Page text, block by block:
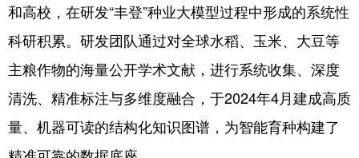
和高校，在研发“丰登”种业大模型过程中形成的系统性
科研积累。研发团队通过对全球水稻、玉米、大豆等
主粮作物的海量公开学术文献，进行系统收集、深度
清洗、精准标注与多维度融合，于2024年4月建成高质
量、机器可读的结构化知识图谱，为智能育种构建了